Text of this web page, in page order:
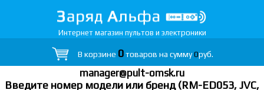
Интернет магазин пультов и электроники
В корзине 0товаров на сумму0руб.
manager@pult-omsk.ru
Введите номер модели или бренд (RM-ED053, JVC,